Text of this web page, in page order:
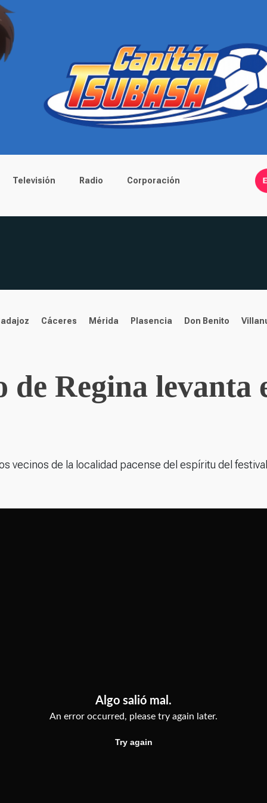
Televisión Radio Corporación
Cáceres Mérida Plasencia Don Benito
de Regina levanta
vecinos de la localidad pacense del espíritu del festival